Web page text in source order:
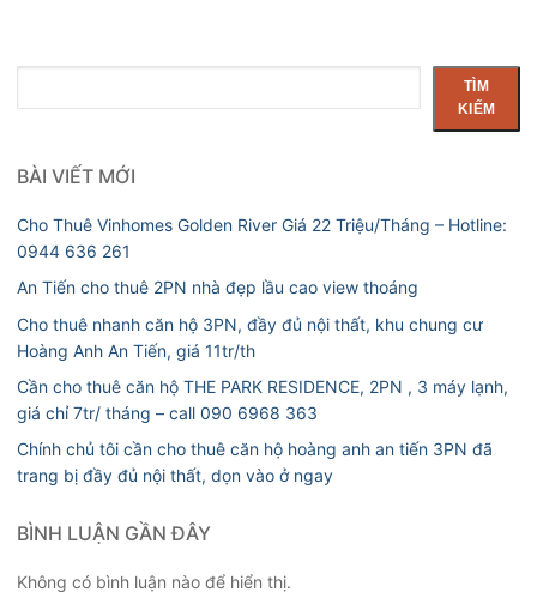
kiếm
TÌM
KIẾM
BÀI VIẾT MỚI
Cho Thuê Vinhomes Golden River Giá 22 Triệu/Tháng – Hotline:
0944 636 261
An Tiến cho thuê 2PN nhà đẹp lầu cao view thoáng
Cho thuê nhanh căn hộ 3PN, đầy đủ nội thất, khu chung cư
Hoàng Anh An Tiến, giá 11tr/th
Cần cho thuê căn hộ THE PARK RESIDENCE, 2PN , 3 máy lạnh,
giá chỉ 7tr/ tháng – call 090 6968 363
Chính chủ tôi cần cho thuê căn hộ hoàng anh an tiến 3PN đã
trang bị đầy đủ nội thất, dọn vào ở ngay
BÌNH LUẬN GẦN ĐÂY
Không có bình luận nào để hiển thị.